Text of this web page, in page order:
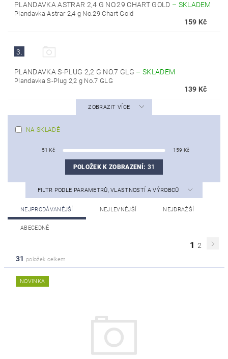
PLANDAVKA ASTRAR 2,4 G NO.29 CHART GOLD – SKLADEM
Plandavka Astrar 2,4 g No.29 Chart Gold
159 Kč
3.
PLANDAVKA S-PLUG 2,2 G NO.7 GLG –SKLADEM
Plandavka S-Plug 2,2 g No.7 GLG
139 Kč
ZOBRAZIT VÍCE
NA SKLADĚ
51 Kč 159 Kč
POLOŽEK K ZOBRAZENÍ: 31
FILTR PODLE PARAMETRŮ, VLASTNOSTÍ A VÝROBCŮ
NEJPRODÁVANĚJŠÍ NEJLEVNĚJŠÍ NEJDRAŽŠÍ
ABECEDNĚ
1 2
31 položek celkem
NOVINKA